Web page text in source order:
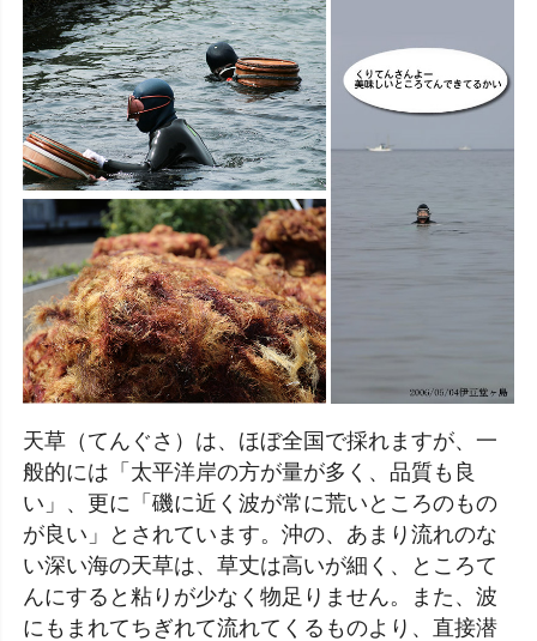
天草（てんぐさ）は、ほぼ全国で採れますが、一
般的には「太平洋岸の方が量が多く、品質も良
い」、更に「磯に近く波が常に荒いところのもの
が良い」とされています。沖の、あまり流れのな
い深い海の天草は、草丈は高いが細く、ところて
んにすると粘りが少なく物足りません。また、波
にもまれてちぎれて流れてくるものより、直接潜